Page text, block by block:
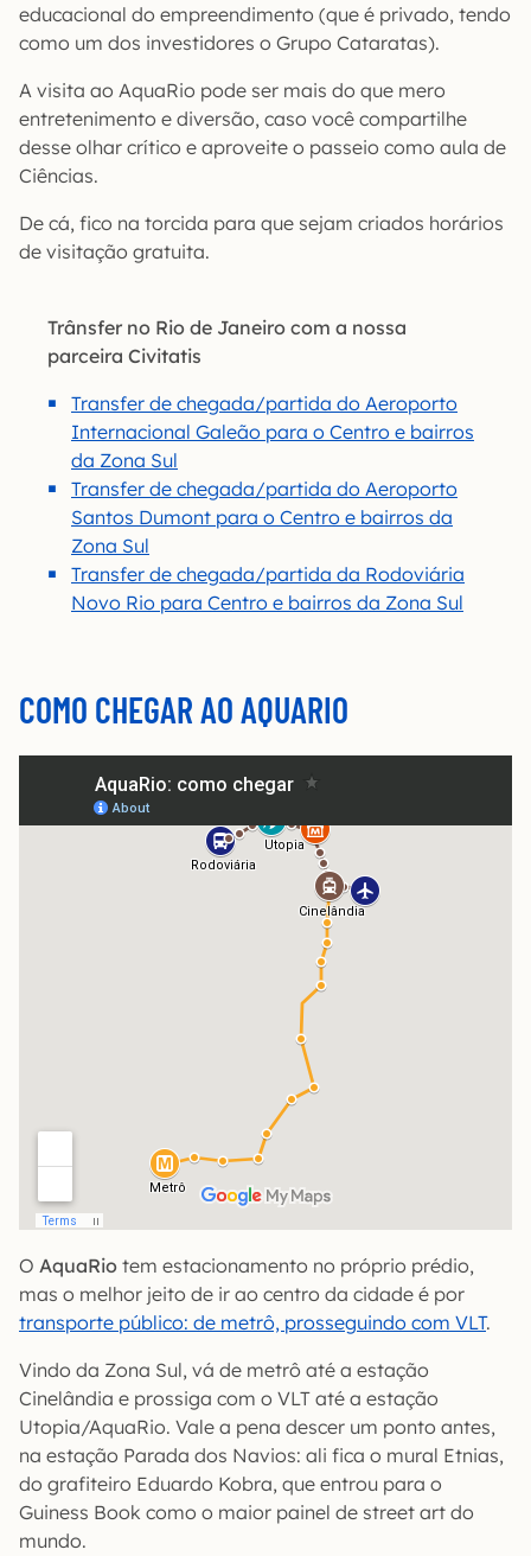
educacional do empreendimento (que é privado, tendo
como um dos investidores o Grupo Cataratas).
A visita ao AquaRio pode ser mais do que mero
entretenimento e diversão, caso você compartilhe
desse olhar crítico e aproveite o passeio como aula de
Ciências.
De cá, fico na torcida para que sejam criados horários
de visitação gratuita.
Trânsfer no Rio de Janeiro com a nossa
parceira Civitatis
Transfer de chegada/partida do Aeroporto
Internacional Galeão para o Centro e bairros
da Zona Sul
Transfer de chegada/partida do Aeroporto
Santos Dumont para o Centro e bairros da
Zona Sul
Transfer de chegada/partida da Rodoviária
Novo Rio para Centro e bairros da Zona Sul
COMO CHEGAR AO AQUARIO
O AquaRio tem estacionamento no próprio prédio,
mas o melhor jeito de ir ao centro da cidade é por
transporte público: de metrô, prosseguindo com VLT.
Vindo da Zona Sul, vá de metrô até a estação
Cinelândia e prossiga com o VLT até a estação
Utopia/AquaRio. Vale a pena descer um ponto antes,
na estação Parada dos Navios: ali fica o mural Etnias,
do grafiteiro Eduardo Kobra, que entrou para o
Guiness Book como o maior painel de street art do
mundo.